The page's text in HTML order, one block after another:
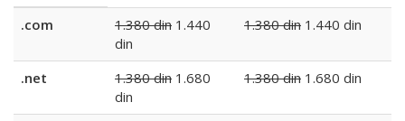
.com
1.380 din 1.440
din
1.380 din 1.440 din
.net 1.380 din 1.680
din
1.380 din 1.680 din